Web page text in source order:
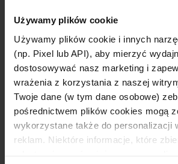
Używamy plików cookie
Używamy plików cookie i innych
(np. Pixel lub API), aby mierzyć
dostosowywać nasz marketing i
wrażenia z korzystania z naszej
Twoje dane (w tym dane osobowe)
pośrednictwem plików cookies mogą
wykorzystane także do personalizacji
reklam. Niektóre informacje, które
Jak długo jest ważna polisa na
Czas trwania polisy na życie zależy
rodzaju ubezpieczenia oraz
osoby ubezpieczonej. Ochrona może
dwanaście miesięcy w …
Czytaj więcej